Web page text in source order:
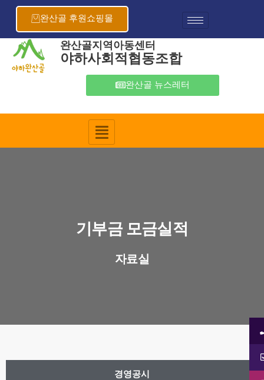
완산골 후원쇼핑몰
완산골지역아동센터
야하사회적협동조합
완산골 뉴스레터
기부금 모금실적
자료실
경영공시